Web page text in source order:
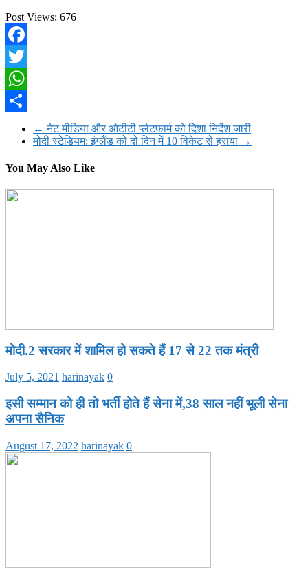
Post Views: 676
Facebook
Twitter
WhatsApp
← नेट मीडिया और ओटीटी प्लेटफार्म को दिशा निर्देश जारी
मोदी स्टेडियम: इंग्लैंड को दो दिन में 10 विकेट से हराया →
You May Also Like
मोदी.2 सरकार में शामिल हो सकते हैं 17 से 22 तक मंत्री
July 5, 2021 harinayak 0
इसी सम्मान को ही तो भर्ती होते हैं सेना में,38 साल नहीं भूली सेना
अपना सैनिक
August 17, 2022 harinayak 0